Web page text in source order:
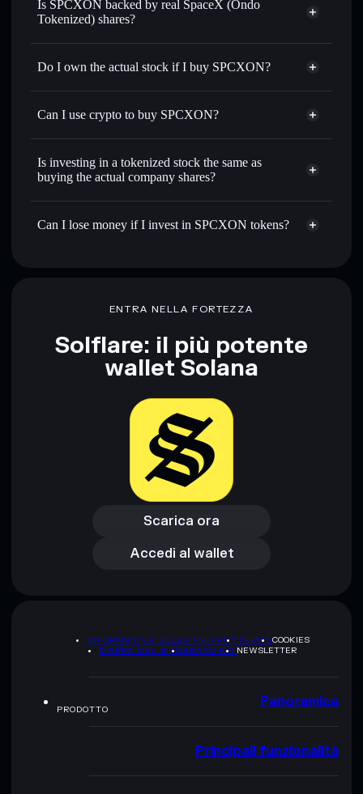
Is SPCXON backed by real SpaceX (Ondo
Tokenized) shares?
Do I own the actual stock if I buy SPCXON?
Can I use crypto to buy SPCXON?
Is investing in a tokenized stock the same as
buying the actual company shares?
Can I lose money if I invest in SPCXON tokens?
ENTRA NELLA FORTEZZA
Solflare: il più potente
wallet Solana
Scarica ora
Scarica ora
Accedi al wallet
Accedi al wallet
INFORMATIVA SULLA PRIVACYTERMSCOOKIES
MAPPA DEL SITOBRAND KITNEWSLETTER
PRODOTTO Panoramica
Principali funzionalità